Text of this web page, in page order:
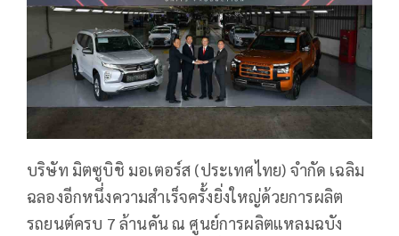
บริษัท มิตซูบิชิ มอเตอร์ส (ประเทศไทย) จำกัด เฉลิม
ฉลองอีกหนึ่งความสำเร็จครั้งยิ่งใหญ่ด้วยการผลิต
รถยนต์ครบ 7 ล้านคัน ณ ศูนย์การผลิตแหลมฉบัง